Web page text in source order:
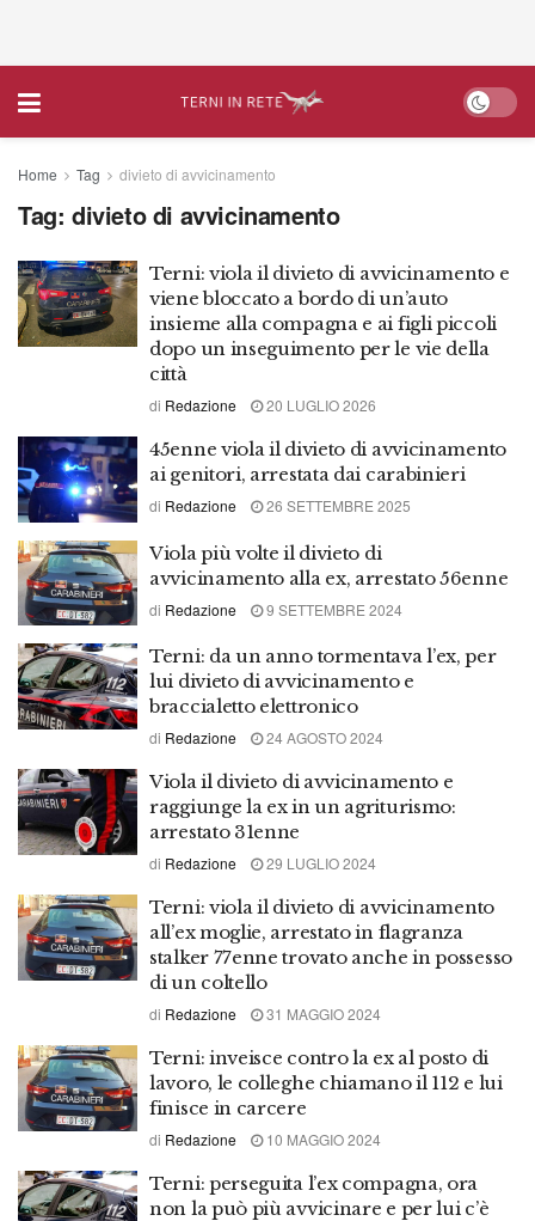
Home Tag divieto di avvicinamento
Tag: divieto di avvicinamento
Terni: viola il divieto di avvicinamento e
viene bloccato a bordo di un’auto
insieme alla compagna e ai figli piccoli
dopo un inseguimento per le vie della
città
di Redazione 20 LUGLIO 2026
45enne viola il divieto di avvicinamento
ai genitori, arrestata dai carabinieri
di Redazione 26 SETTEMBRE 2025
Viola più volte il divieto di
avvicinamento alla ex, arrestato 56enne
di Redazione 9 SETTEMBRE 2024
Terni: da un anno tormentava l’ex, per
lui divieto di avvicinamento e
braccialetto elettronico
di Redazione 24 AGOSTO 2024
Viola il divieto di avvicinamento e
raggiunge la ex in un agriturismo:
arrestato 31enne
di Redazione 29 LUGLIO 2024
Terni: viola il divieto di avvicinamento
all’ex moglie, arrestato in flagranza
stalker 77enne trovato anche in possesso
di un coltello
di Redazione 31 MAGGIO 2024
Terni: inveisce contro la ex al posto di
lavoro, le colleghe chiamano il 112 e lui
finisce in carcere
di Redazione 10 MAGGIO 2024
Terni: perseguita l’ex compagna, ora
non la può più avvicinare e per lui c’è